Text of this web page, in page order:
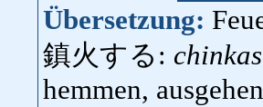
Übersetzung:
鎮火する:
hemmen, ausgehen